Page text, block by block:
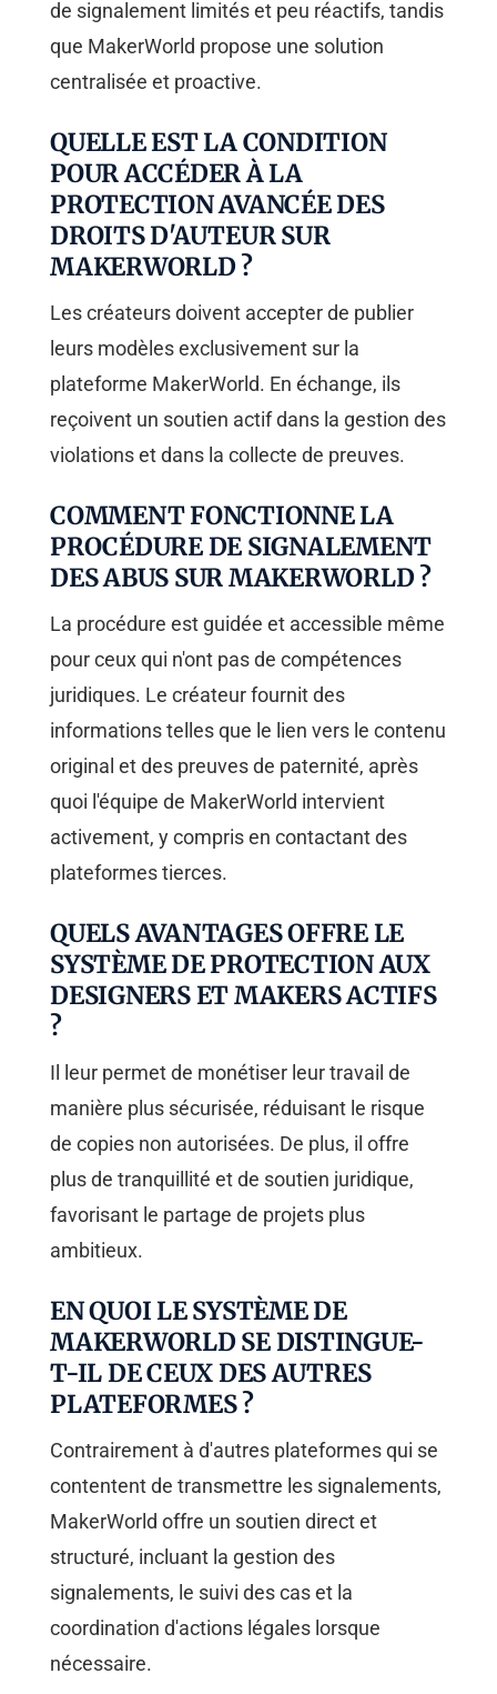
de signalement limités et peu réactifs, tandis
que MakerWorld propose une solution
centralisée et proactive.
QUELLE EST LA CONDITION
POUR ACCÉDER À LA
PROTECTION AVANCÉE DES
DROITS D'AUTEUR SUR
MAKERWORLD ?
Les créateurs doivent accepter de publier
leurs modèles exclusivement sur la
plateforme MakerWorld. En échange, ils
reçoivent un soutien actif dans la gestion des
violations et dans la collecte de preuves.
COMMENT FONCTIONNE LA
PROCÉDURE DE SIGNALEMENT
DES ABUS SUR MAKERWORLD ?
La procédure est guidée et accessible même
pour ceux qui n'ont pas de compétences
juridiques. Le créateur fournit des
informations telles que le lien vers le contenu
original et des preuves de paternité, après
quoi l'équipe de MakerWorld intervient
activement, y compris en contactant des
plateformes tierces.
QUELS AVANTAGES OFFRE LE
SYSTÈME DE PROTECTION AUX
DESIGNERS ET MAKERS ACTIFS
?
Il leur permet de monétiser leur travail de
manière plus sécurisée, réduisant le risque
de copies non autorisées. De plus, il offre
plus de tranquillité et de soutien juridique,
favorisant le partage de projets plus
ambitieux.
EN QUOI LE SYSTÈME DE
MAKERWORLD SE DISTINGUE-
T-IL DE CEUX DES AUTRES
PLATEFORMES ?
Contrairement à d'autres plateformes qui se
contentent de transmettre les signalements,
MakerWorld offre un soutien direct et
structuré, incluant la gestion des
signalements, le suivi des cas et la
coordination d'actions légales lorsque
nécessaire.